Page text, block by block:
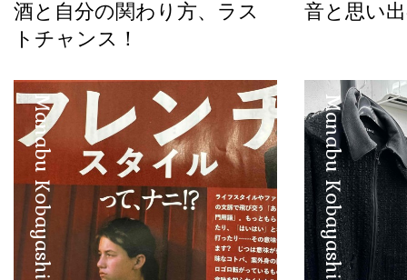
酒と自分の関わり方、ラス
トチャンス！
音と思い
Manabu Kobayashi Manabu Kobayashi